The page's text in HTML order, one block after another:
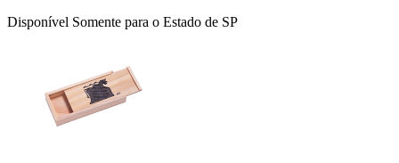
Disponível Somente para o Estado de SP